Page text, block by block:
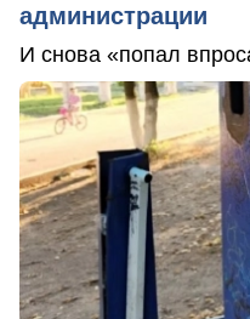
администрации
И снова «попал